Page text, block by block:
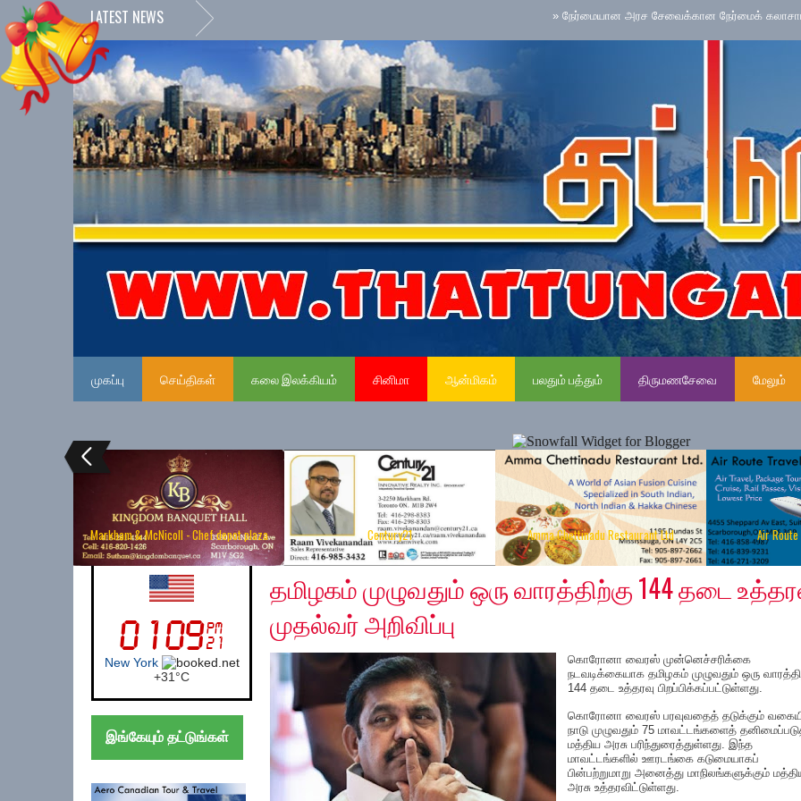
LATEST NEWS நேர்மையான அரச சேவைக்கான நேர்மைக் கலாசாரம்
முகப்பு செய்திகள் கலை இலக்கியம் சினிமா ஆன்மிகம் பலதும் பத்தும் திருமணசேவை மேலும்
Markham & McNicoll - Chef depot plaza Century21 Amma Chettinadu Restaurant Ltd Air
UK (London)
London
+25°C
இங்கேயும் தட்டுங்கள்
Tuesday, March 24, 2020
தமிழகம் முழுவதும் ஒரு வாரத்திற்கு 144 தடை
முதல்வர் அறிவிப்பு
கொரோனா வைரஸ் முன்னெச்சரிக்கை
நடவடிக்கையாக தமிழகம் முழுவதும் ஒரு
144 தடை உத்தரவு பிறப்பிக்கப்பட்டுள்ளது.
கொரோனா வைரஸ் பரவுவதைத் தடுக்கும்
நாடு முழுவதும் 75 மாவட்டங்களைத்
மத்திய அரசு பரிந்துரைத்துள்ளது. இந்த
மாவட்டங்களில் ஊரடங்கை கடுமையாகப்
பின்பற்றுமாறு அனைத்து மாநிலங்களுக்கும்
அரசு உத்தரவிட்டுள்ளது.